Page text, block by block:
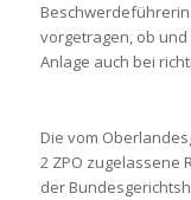
vorgetragen, ob
Anlage auch bei
Die vom
2 ZPO zugelassene
der